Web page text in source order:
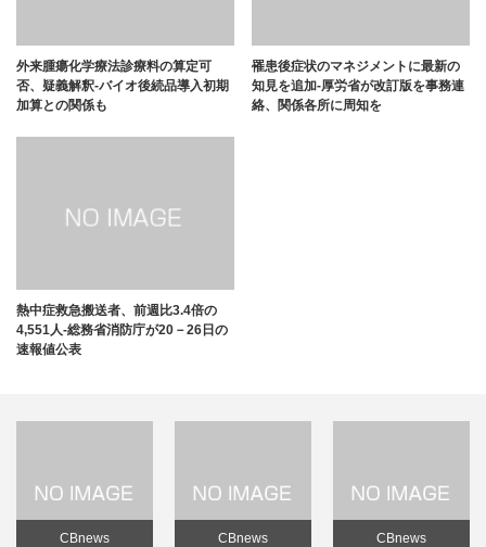
外来腫瘍化学療法診療料の算定可
否、疑義解釈-バイオ後続品導入初期
加算との関係も
罹患後症状のマネジメントに最新の
知見を追加-厚労省が改訂版を事務連
絡、関係各所に周知を
熱中症救急搬送者、前週比3.4倍の
4,551人-総務省消防庁が20－26日の
速報値公表
CBnews CBnews CBnews